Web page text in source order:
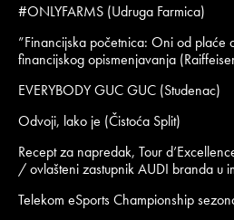
#ONLYFARMS (Udruga Farmica)
”Financijska početnica: Oni od plaće
financijskog opismenjavanja
EVERYBODY GUC GUC (Studenac)
Odvoji, lako je (Čistoća Split)
Recept za napredak, Tour
/ ovlašteni zastupnik AUDI branda u
Telekom eSports Championship